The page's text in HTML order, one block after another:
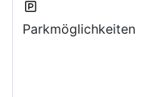
Parkmöglichkeiten